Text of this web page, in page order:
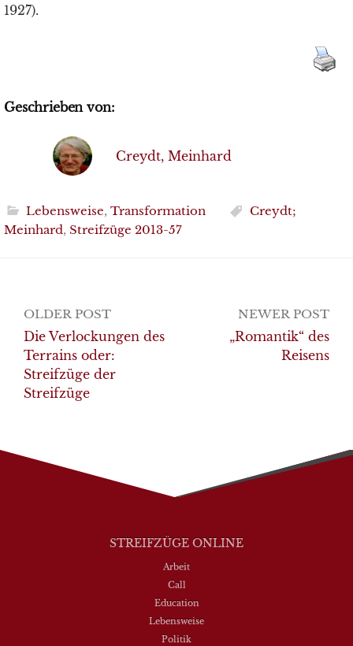
1927).
Geschrieben von:
Creydt, Meinhard
Lebensweise, Transformation
Creydt;
Meinhard, Streifzüge 2013-57
Post
navigation
OLDER POST
Die Verlockungen des
Terrains oder:
Streifzüge der
Streifzüge
NEWER POST
„Romantik“ des
Reisens
STREIFZÜGE ONLINE
Arbeit
Call
Education
Lebensweise
Politik